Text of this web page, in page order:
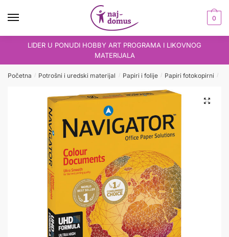
0
LIDER U PONUDI HOBBY ART PROGRAMA I LIKOVNOG
MATERIJALA
Početna / Potrošni i uredski materijal / Papiri i folije / Papiri fotokopirni /